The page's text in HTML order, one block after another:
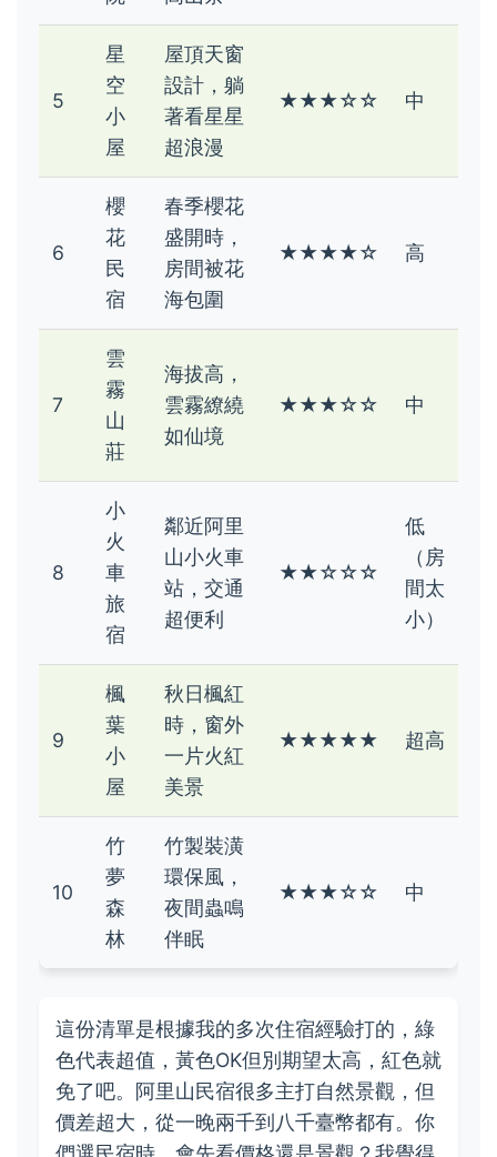
5
星
空
小
屋
屋頂天窗
設計，躺
著看星星
超浪漫
★★★☆☆ 中
6
櫻
花
民
宿
春季櫻花
盛開時，
房間被花
海包圍
★★★★☆ 高
7
雲
霧
山
莊
海拔高，
雲霧繚繞
如仙境
★★★☆☆ 中
8
小
火
車
旅
宿
鄰近阿里
山小火車
站，交通
超便利
★★☆☆☆
低
（房
間太
小）
9
楓
葉
小
屋
秋日楓紅
時，窗外
一片火紅
美景
★★★★★ 超高
10
竹
夢
森
林
竹製裝潢
環保風，
夜間蟲鳴
伴眠
★★★☆☆ 中
這份清單是根據我的多次住宿經驗打的，綠
色代表超值，黃色OK但別期望太高，紅色就
免了吧。阿里山民宿很多主打自然景觀，但
價差超大，從一晚兩千到八千臺幣都有。你